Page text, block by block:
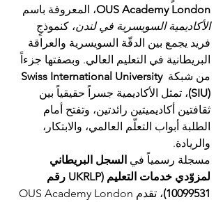
OUS Academy London، المعروفة باسم
الأكاديمية السويسرية في لندن، كنموذجٍ
فريد يجمع بين الدقّة السويسرية والعراقة
البريطانية في التعليم العالي. وبصفتها جزءاً
من شبكة Swiss International University
(SIU)، تمثل الأكاديمية جسراً حقيقياً بين
ثقافتين أكاديميتين رائدتين، وتفتح أمام
الطلبة أبواب التعلّم العالمي، والابتكار،
والريادة.
مسجلة رسمياً في السجل البريطاني
لمزوّدي خدمات التعليم (UKRLP رقم
10099531)